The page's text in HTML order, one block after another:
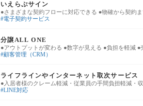
いえらぶサイン
●さまざまな契約フローに対応できる ●物確から契約
電子契約サービス
分譲ALL ONE
●アウトプットが変わる ●数字が見える ●負担を軽減
顧客管理（CRM）
ライフラインやインターネット取次サービス
●入居者様のクレーム軽減・従業員の手間負担軽減・
LINE対応